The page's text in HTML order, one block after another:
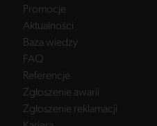
Promocje
Aktualności
Baza wiedzy
FAQ
Referencje
Zgłoszenie awarii
Zgłoszenie reklamacji